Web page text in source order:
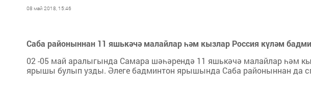
08 май 2018, 15:46
Саба районыннан 11 яшькәчә малайлар һәм кызлар Россия күләм
02 -05 май аралыгында Самара шәһәрендә 11 яшькәчә малайлар һәм
ярышы булып узды. Әлеге бадминтон ярышында Саба районыннан да